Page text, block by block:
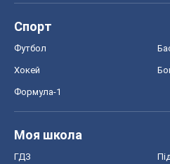
Спорт
Футбол
Хокей
Формула-1
Моя школа
ГДЗ